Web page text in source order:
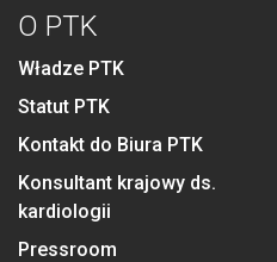
O PTK
Władze PTK
Statut PTK
Kontakt do Biura PTK
Konsultant krajowy ds.
kardiologii
Pressroom